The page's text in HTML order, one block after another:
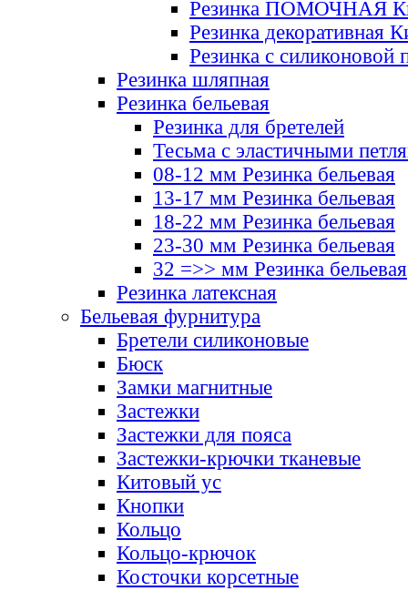
Резинка ПОМОЧНАЯ
Резинка декоративная
Резинка с силиконовой
Резинка шляпная
Резинка бельевая
Резинка для бретелей
Тесьма с эластичными
08-12 мм Резинка бельевая
13-17 мм Резинка бельевая
18-22 мм Резинка бельевая
23-30 мм Резинка бельевая
32 =>> мм Резинка бельевая
Резинка латексная
Бельевая фурнитура
Бретели силиконовые
Бюск
Замки магнитные
Застежки
Застежки для пояса
Застежки-крючки тканевые
Китовый ус
Кнопки
Кольцо
Кольцо-крючок
Косточки корсетные